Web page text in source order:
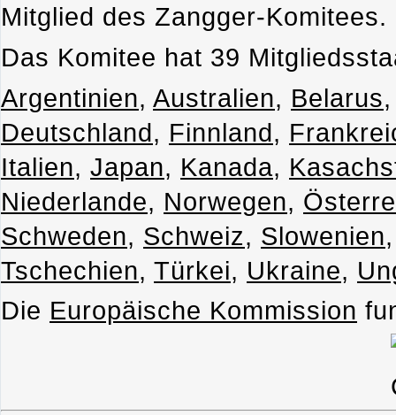
Mitglied des Zangger-Komitees.
Das Komitee hat 39
Argentinien, Australien, Belarus
Deutschland, Finnland,
Italien, Japan, Kanada,
Niederlande, Norwegen,
Schweden, Schweiz, Slowenien
Tschechien, Türkei, Ukraine,
Die Europäische Kommission